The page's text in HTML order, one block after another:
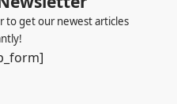
to get our newest articles